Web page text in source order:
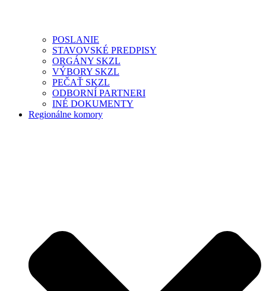
POSLANIE
STAVOVSKÉ PREDPISY
ORGÁNY SKZL
VÝBORY SKZL
PEČAŤ SKZL
ODBORNÍ PARTNERI
INÉ DOKUMENTY
Regionálne komory